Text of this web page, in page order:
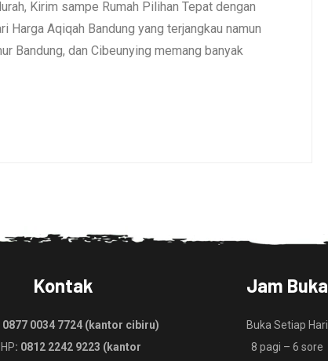
Kirim sampe Rumah Pilihan Tepat dengan
Harga Aqiqah Bandung yang terjangkau namun
Bandung, dan Cibeunying memang banyak
Kontak
0877 0034 7724 (kantor cibiru)
: 0812 2242 9223 (kantor
Jam Buka
Buka Setiap Hari
8 pagi – 6 sore